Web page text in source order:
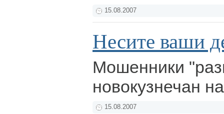
15.08.2007
Несите ваши
Мошенники
новокузнечан
15.08.2007